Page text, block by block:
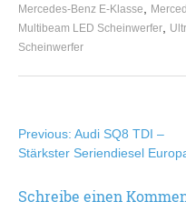
Mercedes-Benz E-Klasse,
Multibeam LED Scheinwerfer,
Scheinwerfer
Previous: Audi SQ8 TDI –
Stärkster Seriendiesel
Schreibe einen